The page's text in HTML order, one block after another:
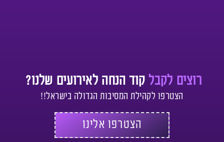
רוצים לקבל קוד הנחה לאירועים שלנו?
הצטרפו לקהילת המסיבות הגדולה בישראל!!
הצטרפו אלינו